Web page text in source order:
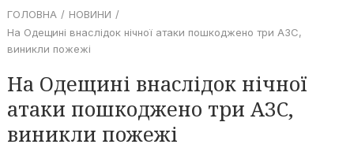
ГОЛОВНА
НОВИНИ
На Одещині внаслідок нічної атаки пошкоджено три АЗС,
виникли пожежі
На Одещині внаслідок нічної
атаки пошкоджено три АЗС,
виникли пожежі